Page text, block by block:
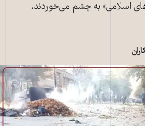
اسلامی» به چشم می‌خوردند.